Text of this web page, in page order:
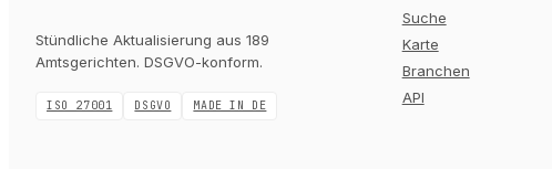
Stündliche Aktualisierung aus 189
Amtsgerichten. DSGVO-konform.
ISO 27001 DSGVO MADE IN DE
Suche
Karte
Branchen
API